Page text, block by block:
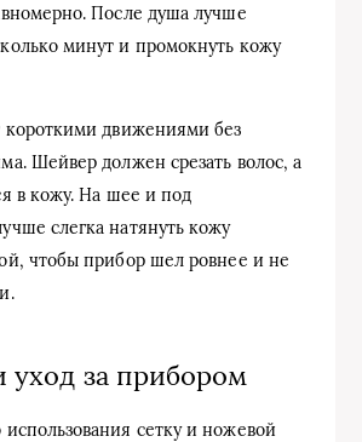
После душа лучше
минут и промокнуть кожу
короткими движениями без
Шейвер должен срезать волос, а
в кожу. На шее и под
слегка натянуть кожу
чтобы прибор шел ровнее и не
уход за прибором
сетку и ножевой